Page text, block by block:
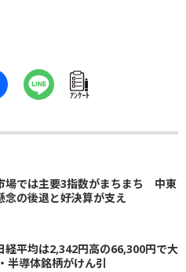
ｱﾝｹｰﾄ
場では主要3指数がまちまち 中東
念の後退と好決算が支え
経平均は2,342円高の66,300円で大
導体銘柄がけん引